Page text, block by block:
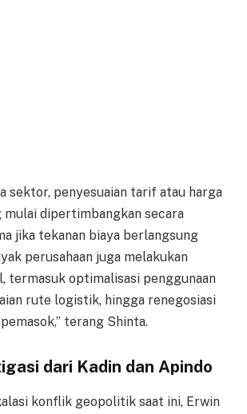
sektor, penyesuaian tarif atau harga
mulai dipertimbangkan secara
jika tekanan biaya berlangsung
perusahaan juga melakukan
termasuk optimalisasi penggunaan
rute logistik, hingga renegosiasi
terang Shinta.
dari Kadin dan Apindo
konflik geopolitik saat ini, Erwin